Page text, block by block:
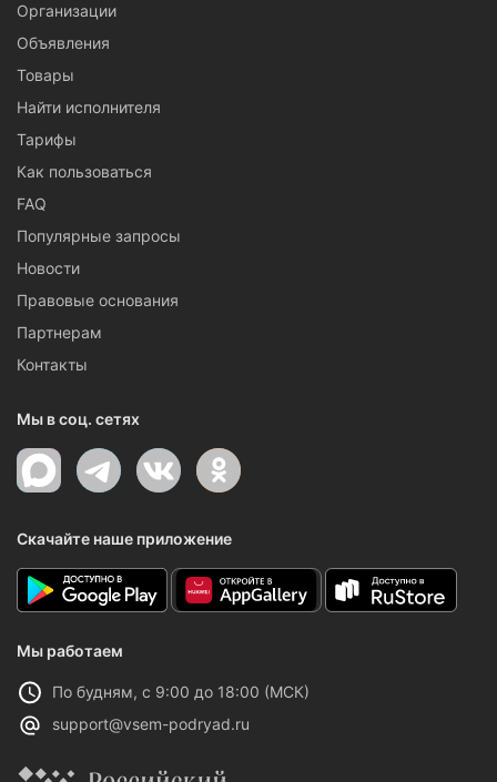
Организации
Объявления
Товары
Найти исполнителя
Тарифы
Как пользоваться
FAQ
Популярные запросы
Новости
Правовые основания
Партнерам
Контакты
Мы в соц. сетях
Скачайте наше приложение
Мы работаем
По будням, с 9:00 до 18:00 (МСК)
support@vsem-podryad.ru